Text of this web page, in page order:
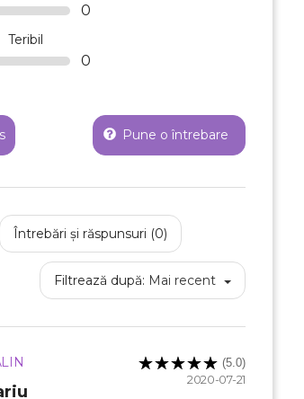
0
Teribil
0
Pune o întrebare
Întrebări și răspunsuri (0)
Filtrează după: Mai recent
(5.0)
2020-07-21